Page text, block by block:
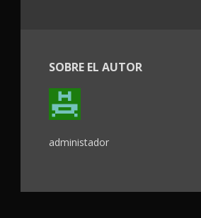
SOBRE EL AUTOR
administador